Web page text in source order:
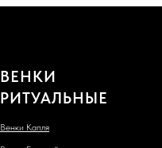
ВЕНКИ
РИТУАЛЬНЫЕ
Венки Капля